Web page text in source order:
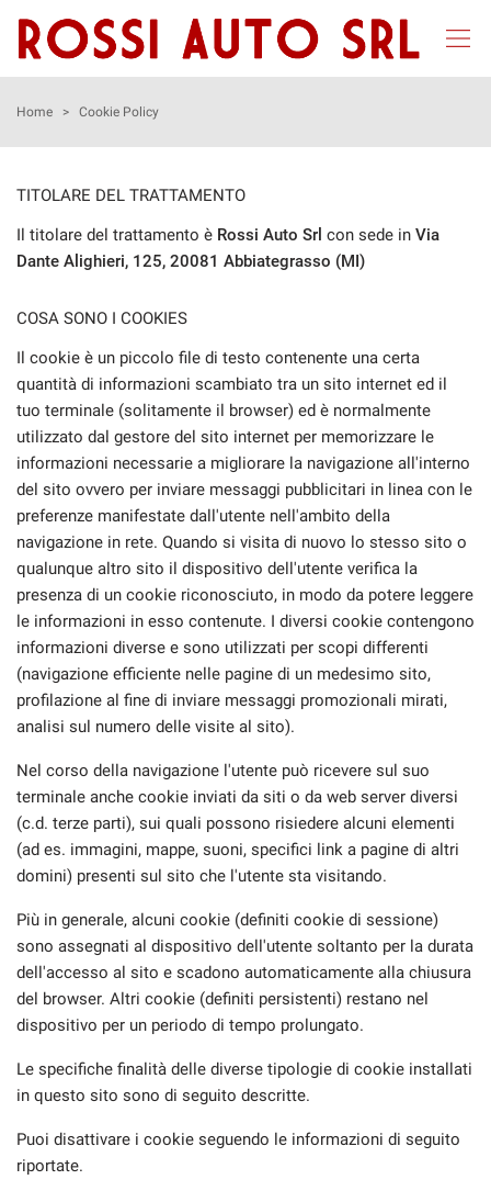
HOME
NOLEGGIO LUNGO TERMINE
ASSISTENZA
CONTATTI
NEWS
Home > Cookie Policy
TITOLARE DEL TRATTAMENTO
Il titolare del trattamento è Rossi Auto Srl con sede in Via
Dante Alighieri, 125, 20081 Abbiategrasso (MI)
COSA SONO I COOKIES
Il cookie è un piccolo file di testo contenente una certa
quantità di informazioni scambiato tra un sito internet ed il
tuo terminale (solitamente il browser) ed è normalmente
utilizzato dal gestore del sito internet per memorizzare le
informazioni necessarie a migliorare la navigazione all'interno
del sito ovvero per inviare messaggi pubblicitari in linea con le
preferenze manifestate dall'utente nell'ambito della
navigazione in rete. Quando si visita di nuovo lo stesso sito o
qualunque altro sito il dispositivo dell'utente verifica la
presenza di un cookie riconosciuto, in modo da potere leggere
le informazioni in esso contenute. I diversi cookie contengono
informazioni diverse e sono utilizzati per scopi differenti
(navigazione efficiente nelle pagine di un medesimo sito,
profilazione al fine di inviare messaggi promozionali mirati,
analisi sul numero delle visite al sito).
Nel corso della navigazione l'utente può ricevere sul suo
terminale anche cookie inviati da siti o da web server diversi
(c.d. terze parti), sui quali possono risiedere alcuni elementi
(ad es. immagini, mappe, suoni, specifici link a pagine di altri
domini) presenti sul sito che l'utente sta visitando.
Più in generale, alcuni cookie (definiti cookie di sessione)
sono assegnati al dispositivo dell'utente soltanto per la durata
dell'accesso al sito e scadono automaticamente alla chiusura
del browser. Altri cookie (definiti persistenti) restano nel
dispositivo per un periodo di tempo prolungato.
Le specifiche finalità delle diverse tipologie di cookie installati
in questo sito sono di seguito descritte.
Puoi disattivare i cookie seguendo le informazioni di seguito
riportate.
Le
tue
preferenze
di
seguente
ti
consente
le
preferenze
di
consenso
alle
tecnologie
di
tracciamento
che
adottiamo
per
offrire
funzionalità
e
svolgere
le
attività
seguito
descritte.
Per
ottenere
maggiori
informazioni
e
sul
funzionamento
di
questi
strumenti
tracciamento
si
alla
cookie
policy.